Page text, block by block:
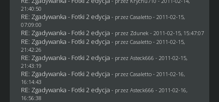
21:40:50
RE: Zgadywanka - Fotki 2 edycja - przez Casaletto- 2011-02-15,
07:09:00
RE: Zgadywanka - Fotki 2 edycja - przez Zdunek - 2011-02-15, 15:47:07
RE: Zgadywanka - Fotki 2 edycja - przez Casaletto- 2011-02-15,
21:42:26
RE: Zgadywanka - Fotki 2 edycja - przez Asteck666 - 2011-02-15,
21:43:19
RE: Zgadywanka - Fotki 2 edycja - przez Casaletto- 2011-02-16,
16:14:43
RE: Zgadywanka - Fotki 2 edycja - przez Asteck666 - 2011-02-16,
16:56:38